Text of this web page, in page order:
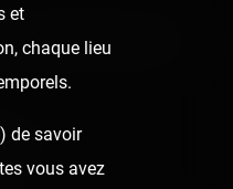
été testé le flume 3
et
chaque lieu
de savoir
vous avez